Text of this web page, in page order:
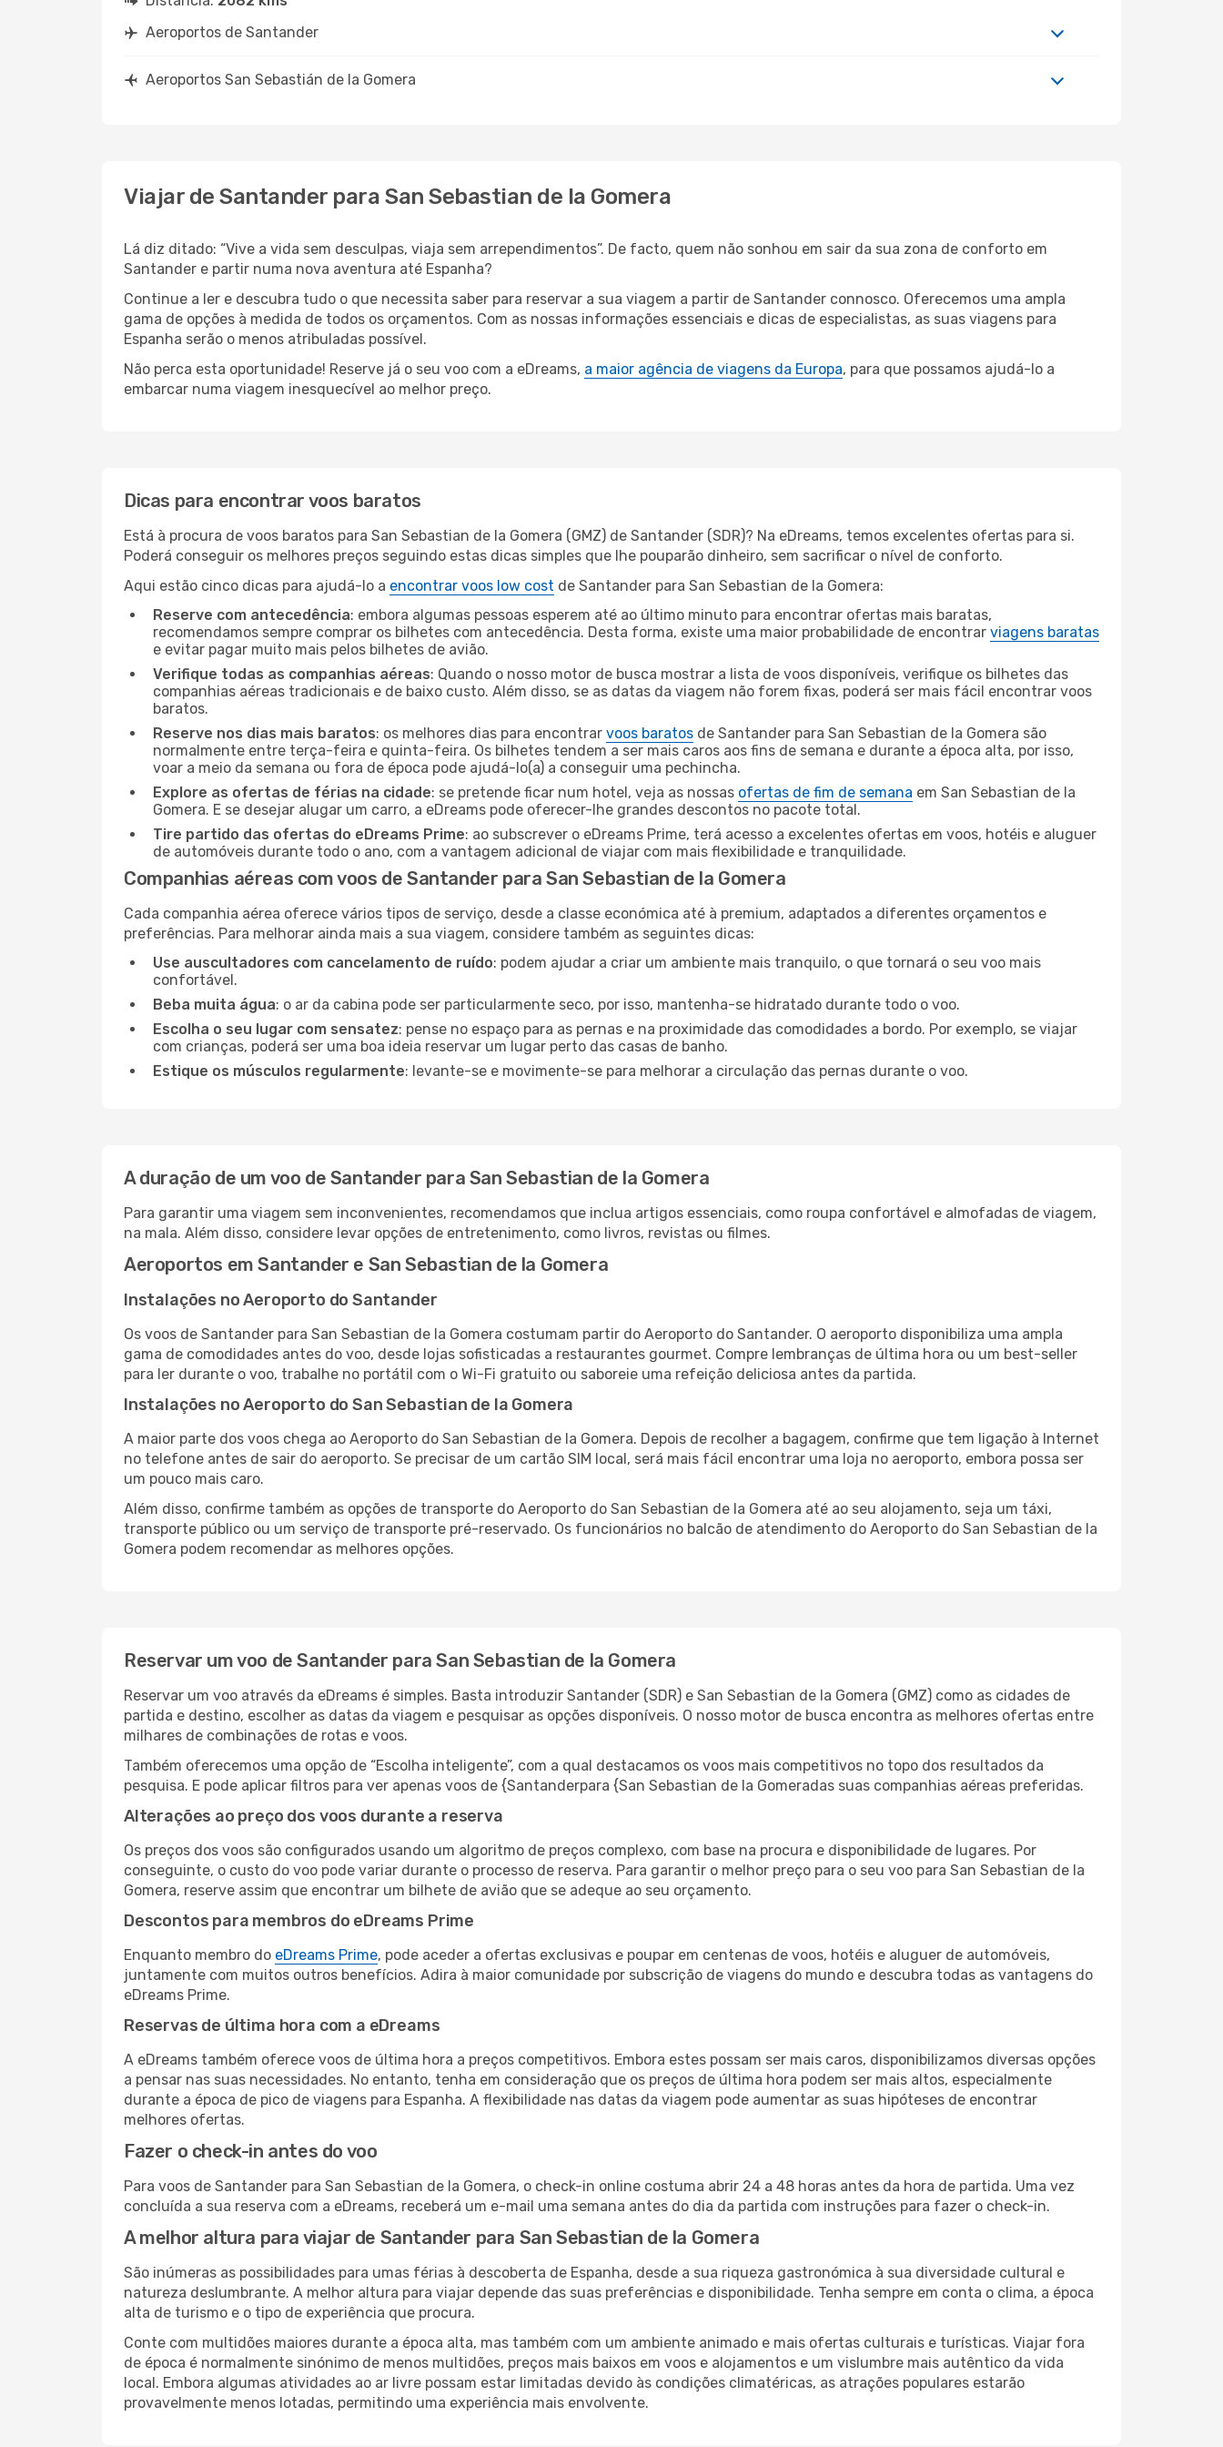
Aeroportos de Santander
Aeroportos San Sebastián de la Gomera
Viajar de Santander para San Sebastian de la Gomera
Lá diz ditado: “Vive a vida sem desculpas, viaja sem arrependimentos”. De facto, quem não sonhou em sair da sua zona de conforto em
Santander e partir numa nova aventura até Espanha?
Continue a ler e descubra tudo o que necessita saber para reservar a sua viagem a partir de Santander connosco. Oferecemos uma ampla
gama de opções à medida de todos os orçamentos. Com as nossas informações essenciais e dicas de especialistas, as suas viagens para
Espanha serão o menos atribuladas possível.
Não perca esta oportunidade! Reserve já o seu voo com a eDreams, a maior agência de viagens da Europa, para que possamos ajudá-lo a
embarcar numa viagem inesquecível ao melhor preço.
Dicas para encontrar voos baratos
Está à procura de voos baratos para San Sebastian de la Gomera (GMZ) de Santander (SDR)? Na eDreams, temos excelentes ofertas para si.
Poderá conseguir os melhores preços seguindo estas dicas simples que lhe pouparão dinheiro, sem sacrificar o nível de conforto.
Aqui estão cinco dicas para ajudá-lo a encontrar voos low cost de Santander para San Sebastian de la Gomera:
Reserve com antecedência: embora algumas pessoas esperem até ao último minuto para encontrar ofertas mais baratas,
recomendamos sempre comprar os bilhetes com antecedência. Desta forma, existe uma maior probabilidade de encontrar viagens baratas
e evitar pagar muito mais pelos bilhetes de avião.
Verifique todas as companhias aéreas: Quando o nosso motor de busca mostrar a lista de voos disponíveis, verifique os bilhetes das
companhias aéreas tradicionais e de baixo custo. Além disso, se as datas da viagem não forem fixas, poderá ser mais fácil encontrar voos
baratos.
Reserve nos dias mais baratos: os melhores dias para encontrar voos baratos de Santander para San Sebastian de la Gomera são
normalmente entre terça-feira e quinta-feira. Os bilhetes tendem a ser mais caros aos fins de semana e durante a época alta, por isso,
voar a meio da semana ou fora de época pode ajudá-lo(a) a conseguir uma pechincha.
Explore as ofertas de férias na cidade: se pretende ficar num hotel, veja as nossas ofertas de fim de semana em San Sebastian de la
Gomera. E se desejar alugar um carro, a eDreams pode oferecer-lhe grandes descontos no pacote total.
Tire partido das ofertas do eDreams Prime: ao subscrever o eDreams Prime, terá acesso a excelentes ofertas em voos, hotéis e aluguer
de automóveis durante todo o ano, com a vantagem adicional de viajar com mais flexibilidade e tranquilidade.
Companhias aéreas com voos de Santander para San Sebastian de la Gomera
Cada companhia aérea oferece vários tipos de serviço, desde a classe económica até à premium, adaptados a diferentes orçamentos e
preferências. Para melhorar ainda mais a sua viagem, considere também as seguintes dicas:
Use auscultadores com cancelamento de ruído: podem ajudar a criar um ambiente mais tranquilo, o que tornará o seu voo mais
confortável.
Beba muita água: o ar da cabina pode ser particularmente seco, por isso, mantenha-se hidratado durante todo o voo.
Escolha o seu lugar com sensatez: pense no espaço para as pernas e na proximidade das comodidades a bordo. Por exemplo, se viajar
com crianças, poderá ser uma boa ideia reservar um lugar perto das casas de banho.
Estique os músculos regularmente: levante-se e movimente-se para melhorar a circulação das pernas durante o voo.
A duração de um voo de Santander para San Sebastian de la Gomera
Para garantir uma viagem sem inconvenientes, recomendamos que inclua artigos essenciais, como roupa confortável e almofadas de viagem,
na mala. Além disso, considere levar opções de entretenimento, como livros, revistas ou filmes.
Aeroportos em Santander e San Sebastian de la Gomera
Instalações no Aeroporto do Santander
Os voos de Santander para San Sebastian de la Gomera costumam partir do Aeroporto do Santander. O aeroporto disponibiliza uma ampla
gama de comodidades antes do voo, desde lojas sofisticadas a restaurantes gourmet. Compre lembranças de última hora ou um best-seller
para ler durante o voo, trabalhe no portátil com o Wi-Fi gratuito ou saboreie uma refeição deliciosa antes da partida.
Instalações no Aeroporto do San Sebastian de la Gomera
A maior parte dos voos chega ao Aeroporto do San Sebastian de la Gomera. Depois de recolher a bagagem, confirme que tem ligação à Internet
no telefone antes de sair do aeroporto. Se precisar de um cartão SIM local, será mais fácil encontrar uma loja no aeroporto, embora possa ser
um pouco mais caro.
Além disso, confirme também as opções de transporte do Aeroporto do San Sebastian de la Gomera até ao seu alojamento, seja um táxi,
transporte público ou um serviço de transporte pré-reservado. Os funcionários no balcão de atendimento do Aeroporto do San Sebastian de la
Gomera podem recomendar as melhores opções.
Reservar um voo de Santander para San Sebastian de la Gomera
Reservar um voo através da eDreams é simples. Basta introduzir Santander (SDR) e San Sebastian de la Gomera (GMZ) como as cidades de
partida e destino, escolher as datas da viagem e pesquisar as opções disponíveis. O nosso motor de busca encontra as melhores ofertas entre
milhares de combinações de rotas e voos.
Também oferecemos uma opção de “Escolha inteligente”, com a qual destacamos os voos mais competitivos no topo dos resultados da
pesquisa. E pode aplicar filtros para ver apenas voos de {Santanderpara {San Sebastian de la Gomeradas suas companhias aéreas preferidas.
Alterações ao preço dos voos durante a reserva
Os preços dos voos são configurados usando um algoritmo de preços complexo, com base na procura e disponibilidade de lugares. Por
conseguinte, o custo do voo pode variar durante o processo de reserva. Para garantir o melhor preço para o seu voo para San Sebastian de la
Gomera, reserve assim que encontrar um bilhete de avião que se adeque ao seu orçamento.
Descontos para membros do eDreams Prime
Enquanto membro do eDreams Prime, pode aceder a ofertas exclusivas e poupar em centenas de voos, hotéis e aluguer de automóveis,
juntamente com muitos outros benefícios. Adira à maior comunidade por subscrição de viagens do mundo e descubra todas as vantagens do
eDreams Prime.
Reservas de última hora com a eDreams
A eDreams também oferece voos de última hora a preços competitivos. Embora estes possam ser mais caros, disponibilizamos diversas opções
a pensar nas suas necessidades. No entanto, tenha em consideração que os preços de última hora podem ser mais altos, especialmente
durante a época de pico de viagens para Espanha. A flexibilidade nas datas da viagem pode aumentar as suas hipóteses de encontrar
melhores ofertas.
Fazer o check-in antes do voo
Para voos de Santander para San Sebastian de la Gomera, o check-in online costuma abrir 24 a 48 horas antes da hora de partida. Uma vez
concluída a sua reserva com a eDreams, receberá um e-mail uma semana antes do dia da partida com instruções para fazer o check-in.
A melhor altura para viajar de Santander para San Sebastian de la Gomera
São inúmeras as possibilidades para umas férias à descoberta de Espanha, desde a sua riqueza gastronómica à sua diversidade cultural e
natureza deslumbrante. A melhor altura para viajar depende das suas preferências e disponibilidade. Tenha sempre em conta o clima, a época
alta de turismo e o tipo de experiência que procura.
Conte com multidões maiores durante a época alta, mas também com um ambiente animado e mais ofertas culturais e turísticas. Viajar fora
de época é normalmente sinónimo de menos multidões, preços mais baixos em voos e alojamentos e um vislumbre mais autêntico da vida
local. Embora algumas atividades ao ar livre possam estar limitadas devido às condições climatéricas, as atrações populares estarão
provavelmente menos lotadas, permitindo uma experiência mais envolvente.